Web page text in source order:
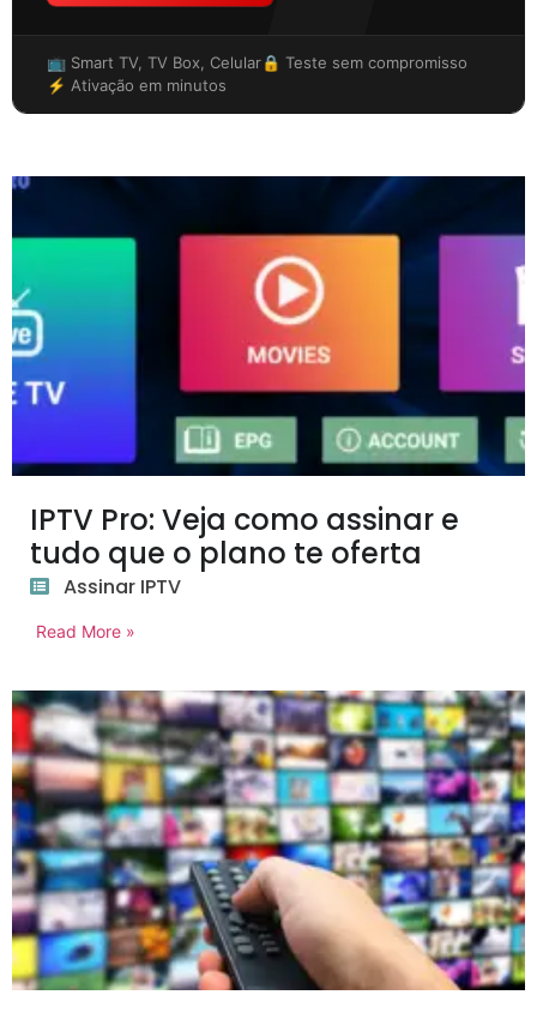
📺 Smart TV, TV Box, Celular🔒 Teste sem compromisso
⚡ Ativação em minutos
IPTV Pro: Veja como assinar e
tudo que o plano te oferta
Assinar IPTV
Read More »